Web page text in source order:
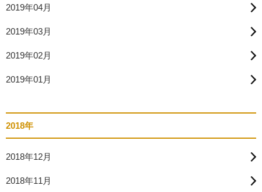
2019年04月
2019年03月
2019年02月
2019年01月
2018年
2018年12月
2018年11月